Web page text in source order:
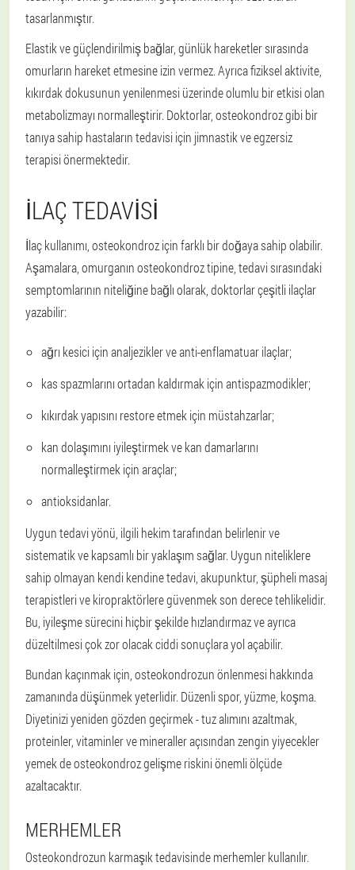
tasarlanmıştır.
Elastik ve güçlendirilmiş bağlar, günlük hareketler sırasında
omurların hareket etmesine izin vermez. Ayrıca fiziksel aktivite,
kıkırdak dokusunun yenilenmesi üzerinde olumlu bir etkisi olan
metabolizmayı normalleştirir. Doktorlar, osteokondroz gibi bir
tanıya sahip hastaların tedavisi için jimnastik ve egzersiz
terapisi önermektedir.
İLAÇ TEDAVISI
İlaç kullanımı, osteokondroz için farklı bir doğaya sahip olabilir.
Aşamalara, omurganın osteokondroz tipine, tedavi sırasındaki
semptomlarının niteliğine bağlı olarak, doktorlar çeşitli ilaçlar
yazabilir:
ağrı kesici için analjezikler ve anti-enflamatuar ilaçlar;
kas spazmlarını ortadan kaldırmak için antispazmodikler;
kıkırdak yapısını restore etmek için müstahzarlar;
kan dolaşımını iyileştirmek ve kan damarlarını
normalleştirmek için araçlar;
antioksidanlar.
Uygun tedavi yönü, ilgili hekim tarafından belirlenir ve
sistematik ve kapsamlı bir yaklaşım sağlar. Uygun niteliklere
sahip olmayan kendi kendine tedavi, akupunktur, şüpheli masaj
terapistleri ve kiropraktörlere güvenmek son derece tehlikelidir.
Bu, iyileşme sürecini hiçbir şekilde hızlandırmaz ve ayrıca
düzeltilmesi çok zor olacak ciddi sonuçlara yol açabilir.
Bundan kaçınmak için, osteokondrozun önlenmesi hakkında
zamanında düşünmek yeterlidir. Düzenli spor, yüzme, koşma.
Diyetinizi yeniden gözden geçirmek - tuz alımını azaltmak,
proteinler, vitaminler ve mineraller açısından zengin yiyecekler
yemek de osteokondroz gelişme riskini önemli ölçüde
azaltacaktır.
MERHEMLER
Osteokondrozun karmaşık tedavisinde merhemler kullanılır.